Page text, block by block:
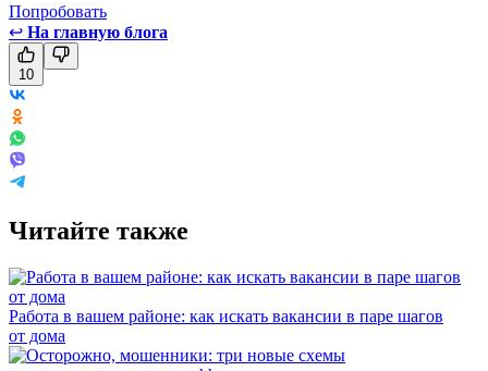
Попробовать
↩ На главную блога
10
Читайте также
Работа в вашем районе: как искать вакансии в паре шагов
от дома